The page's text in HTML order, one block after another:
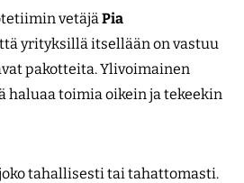
vetäjäPia
yrityksillä itsellään on vastuu
pakotteita. Ylivoimainen
haluaa toimia oikein ja tekeekin
tahallisesti tai tahattomasti.